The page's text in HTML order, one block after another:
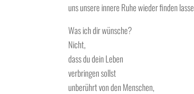
uns unsere innere Ruhe wieder finden
Was ich dir wünsche?
Nicht,
dass du dein Leben
verbringen sollst
unberührt von den Menschen,